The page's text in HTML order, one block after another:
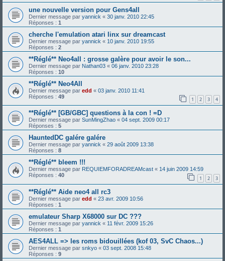
une nouvelle version pour Gens4all
Dernier message par yannick « 30 janv. 2010 22:45
Réponses : 1
cherche l'emulation atari linx sur dreamcast
Dernier message par yannick « 10 janv. 2010 19:55
Réponses : 2
**Réglé** Neo4all : grosse galère pour avoir le son...
Dernier message par Nathan03 « 06 janv. 2010 23:28
Réponses : 10
**Réglé** Neo4All
Dernier message par edd « 03 janv. 2010 11:41
Réponses : 49 1 2 3 4
**Réglé** [GB/GBC] questions à la con ! =D
Dernier message par SunMingZhao « 04 sept. 2009 00:17
Réponses : 5
HauntedDC galére galére
Dernier message par yannick « 29 août 2009 13:38
Réponses : 8
**Réglé** bleem !!!
Dernier message par REQUIEMFORADREAMcast « 14 juin 2009 14:59
Réponses : 40 1 2 3
**Réglé** Aide neo4 all rc3
Dernier message par edd « 23 avr. 2009 10:56
Réponses : 1
emulateur Sharp X68000 sur DC ???
Dernier message par yannick « 11 févr. 2009 15:26
Réponses : 1
AES4ALL => les roms bidouillées (kof 03, SvC Chaos...)
Dernier message par snkyo « 03 sept. 2008 15:48
Réponses : 9